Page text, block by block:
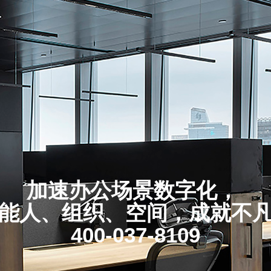
加速办公场景数字化，
人、组织、空间，成就不
400-037-8109